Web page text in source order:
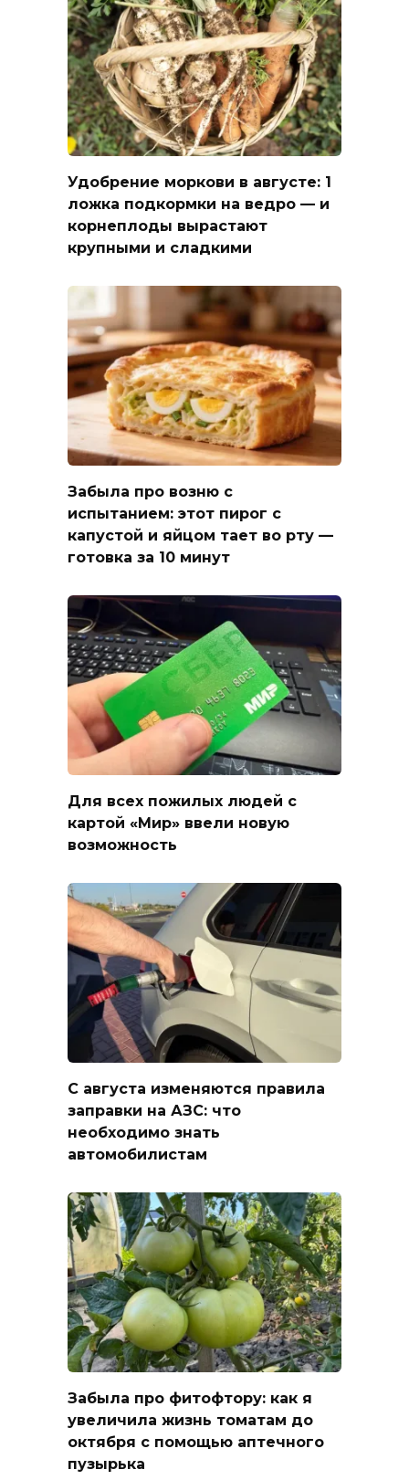
Удобрение моркови в августе: 1
ложка подкормки на ведро — и
корнеплоды вырастают
крупными и сладкими
Забыла про возню с
испытанием: этот пирог с
капустой и яйцом тает во рту —
готовка за 10 минут
Для всех пожилых людей с
картой «Мир» ввели новую
возможность
С августа изменяются правила
заправки на АЗС: что
необходимо знать
автомобилистам
Забыла про фитофтору: как я
увеличила жизнь томатам до
октября с помощью аптечного
пузырька